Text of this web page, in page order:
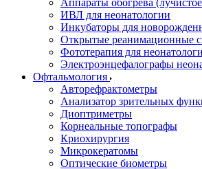
Аппараты обогрева
ИВЛ для неонатологии
Инкубаторы для
Открытые реанимационные
Фототерапия для
Электроэнцефалографы
Офтальмология
Авторефрактометры
Анализатор зрительных
Диоптриметры
Корнеальные топографы
Криохирургия
Микрокератомы
Оптические биометры